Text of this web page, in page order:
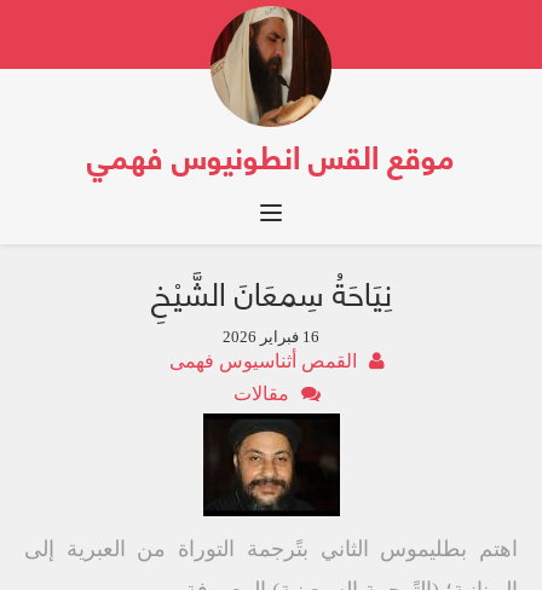
موقع القس انطونيوس فهمي
Toggle navigation
نِيَاحَةُ سِمعَانَ الشَّيْخِ
16 فبراير 2026
القمص أثناسيوس فهمى
مقالات
اهتم بطليموس الثاني بتًرجمة التوراة من العبرية إلى